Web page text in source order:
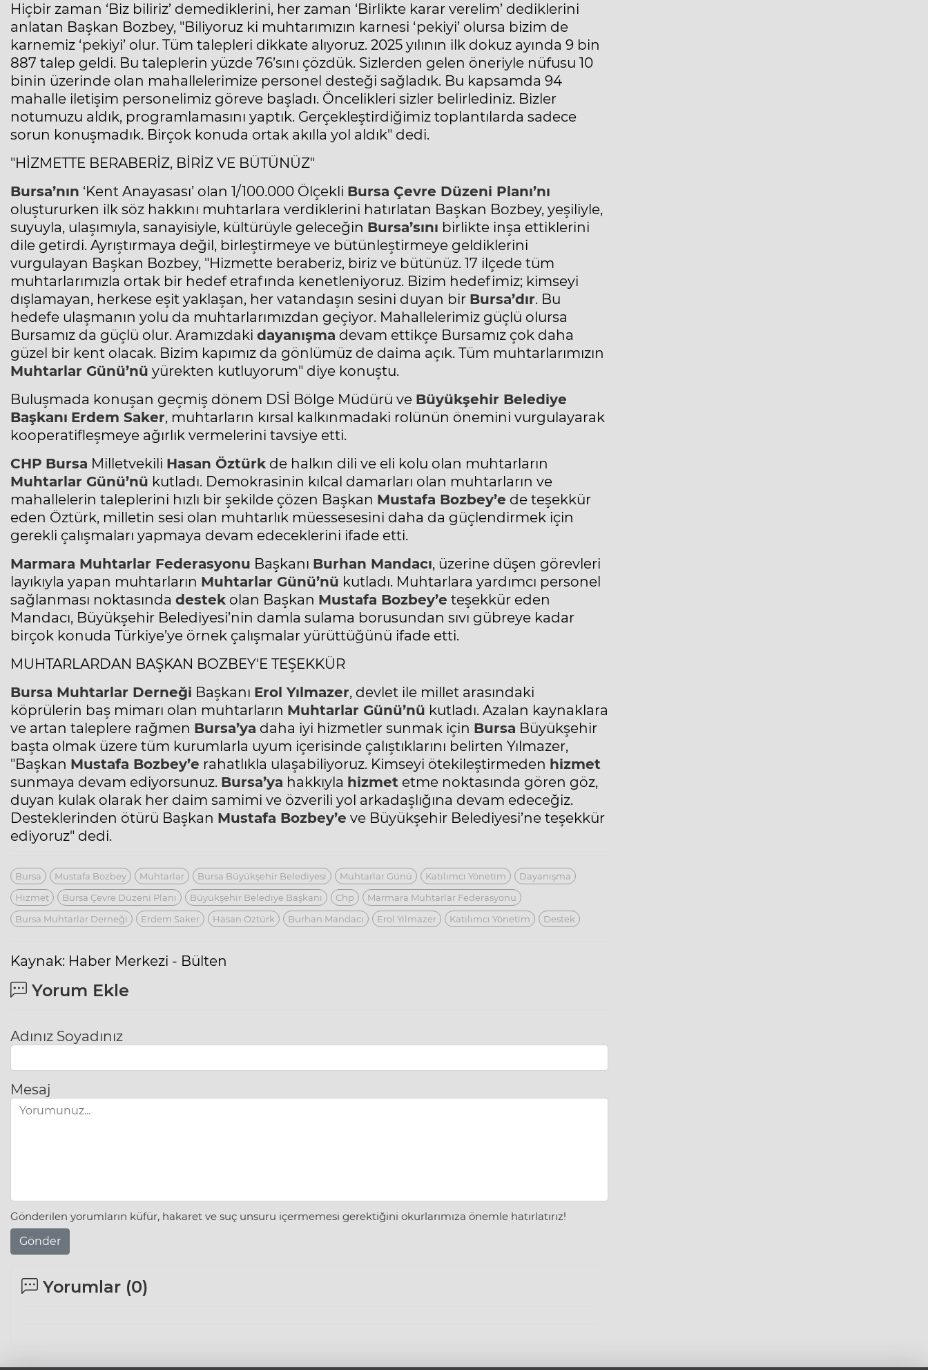
Hiçbir zaman ‘Biz biliriz’ demediklerini, her zaman ‘Birlikte karar verelim’ dediklerini
anlatan Başkan Bozbey, "Biliyoruz ki muhtarımızın karnesi ‘pekiyi’ olursa bizim de
karnemiz ‘pekiyi’ olur. Tüm talepleri dikkate alıyoruz. 2025 yılının ilk dokuz ayında 9 bin
887 talep geldi. Bu taleplerin yüzde 76’sını çözdük. Sizlerden gelen öneriyle nüfusu 10
binin üzerinde olan mahallelerimize personel desteği sağladık. Bu kapsamda 94
mahalle iletişim personelimiz göreve başladı. Öncelikleri sizler belirlediniz. Bizler
notumuzu aldık, programlamasını yaptık. Gerçekleştirdiğimiz toplantılarda sadece
sorun konuşmadık. Birçok konuda ortak akılla yol aldık" dedi.
"HİZMETTE BERABERİZ, BİRİZ VE BÜTÜNÜZ"
Bursa’nın ‘Kent Anayasası’ olan 1/100.000 Ölçekli Bursa Çevre Düzeni Planı’nı
oluştururken ilk söz hakkını muhtarlara verdiklerini hatırlatan Başkan Bozbey, yeşiliyle,
suyuyla, ulaşımıyla, sanayisiyle, kültürüyle geleceğin Bursa’sını birlikte inşa ettiklerini
dile getirdi. Ayrıştırmaya değil, birleştirmeye ve bütünleştirmeye geldiklerini
vurgulayan Başkan Bozbey, "Hizmette beraberiz, biriz ve bütünüz. 17 ilçede tüm
muhtarlarımızla ortak bir hedef etrafında kenetleniyoruz. Bizim hedefimiz; kimseyi
dışlamayan, herkese eşit yaklaşan, her vatandaşın sesini duyan bir Bursa’dır. Bu
hedefe ulaşmanın yolu da muhtarlarımızdan geçiyor. Mahallelerimiz güçlü olursa
Bursamız da güçlü olur. Aramızdaki dayanışma devam ettikçe Bursamız çok daha
güzel bir kent olacak. Bizim kapımız da gönlümüz de daima açık. Tüm muhtarlarımızın
Muhtarlar Günü’nü yürekten kutluyorum" diye konuştu.
Buluşmada konuşan geçmiş dönem DSİ Bölge Müdürü ve Büyükşehir Belediye
Başkanı Erdem Saker, muhtarların kırsal kalkınmadaki rolünün önemini vurgulayarak
kooperatifleşmeye ağırlık vermelerini tavsiye etti.
CHP Bursa Milletvekili Hasan Öztürk de halkın dili ve eli kolu olan muhtarların
Muhtarlar Günü’nü kutladı. Demokrasinin kılcal damarları olan muhtarların ve
mahallelerin taleplerini hızlı bir şekilde çözen Başkan Mustafa Bozbey’e de teşekkür
eden Öztürk, milletin sesi olan muhtarlık müessesesini daha da güçlendirmek için
gerekli çalışmaları yapmaya devam edeceklerini ifade etti.
Marmara Muhtarlar Federasyonu Başkanı Burhan Mandacı, üzerine düşen görevleri
layıkıyla yapan muhtarların Muhtarlar Günü’nü kutladı. Muhtarlara yardımcı personel
sağlanması noktasında destek olan Başkan Mustafa Bozbey’e teşekkür eden
Mandacı, Büyükşehir Belediyesi’nin damla sulama borusundan sıvı gübreye kadar
birçok konuda Türkiye’ye örnek çalışmalar yürüttüğünü ifade etti.
MUHTARLARDAN BAŞKAN BOZBEY'E TEŞEKKÜR
Bursa Muhtarlar Derneği Başkanı Erol Yılmazer, devlet ile millet arasındaki
köprülerin baş mimarı olan muhtarların Muhtarlar Günü’nü kutladı. Azalan kaynaklara
ve artan taleplere rağmen Bursa’ya daha iyi hizmetler sunmak için Bursa Büyükşehir
başta olmak üzere tüm kurumlarla uyum içerisinde çalıştıklarını belirten Yılmazer,
"Başkan Mustafa Bozbey’e rahatlıkla ulaşabiliyoruz. Kimseyi ötekileştirmeden hizmet
sunmaya devam ediyorsunuz. Bursa’ya hakkıyla hizmet etme noktasında gören göz,
duyan kulak olarak her daim samimi ve özverili yol arkadaşlığına devam edeceğiz.
Desteklerinden ötürü Başkan Mustafa Bozbey’e ve Büyükşehir Belediyesi’ne teşekkür
ediyoruz" dedi.
Bursa Mustafa Bozbey Muhtarlar Bursa Büyükşehir Belediyesi Muhtarlar Günü Katılımcı Yönetim
Dayanışma
Hizmet
Bursa Çevre Düzeni Planı Büyükşehir Belediye Başkanı Chp
Marmara Muhtarlar Federasyonu
Bursa Muhtarlar Derneği
Erdem Saker Hasan Öztürk Burhan Mandacı Erol Yılmazer Katılımcı Yönetim Destek
Kaynak: Haber Merkezi - Bülten
Yorum Ekle
Adınız Soyadınız
Mesaj
Gönderilen yorumların küfür, hakaret ve suç unsuru içermemesi gerektiğini okurlarımıza önemle hatırlatırız!
Gönder
Yorumlar (0)